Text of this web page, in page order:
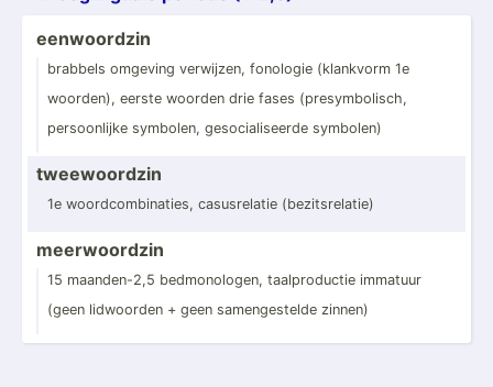
eenwoo­rdzin
brabbels omgeving verwijzen, fonologie (klankvorm 1e
woorden), eerste woorden drie fases (presy­mbo­lisch,
persoo­nlijke symbolen, gesoci­ali­seerde symbolen)
tweewo­ordzin
1e woordc­omb­ina­ties, casusr­elatie (bezit­sre­latie)
meerwo­ordzin
15 maande­n-2,5 bedmon­ologen, taalpr­oductie immatuur
(geen lidwoorden + geen sameng­estelde zinnen)